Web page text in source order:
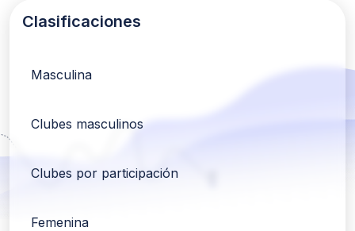
Clasificaciones
Masculina
Clubes masculinos
Clubes por participación
Femenina